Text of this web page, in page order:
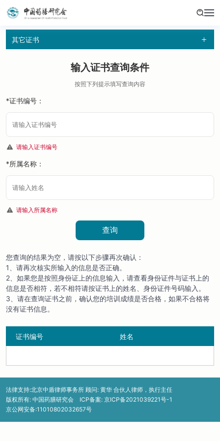
其它证书
输入证书查询条件
按照下列提示填写查询内容
*证书编号：
请输入证书编号
*所属名称：
请输入所属名称
查询
您查询的结果为空，请按以下步骤再次确认：
1、请再次核实所输入的信息是否正确。
2、如果您是按照身份证上的信息输入，请查看身份证件与证书上的
信息是否相符，若不相符请按证书上的姓名、身份证件号码输入。
3、请在查询证书之前，确认您的培训成绩是否合格，如果不合格将
没有证书信息。
证书编号 姓名
法律支持:北京中盾律师事务所 顾问: 黄华 合伙人律师，执行主任
版权所有: 中国药膳研究会 ICP备案: 京ICP备2021039221号-1
京公网安备:11010802032657号